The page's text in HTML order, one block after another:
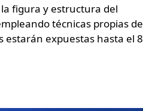
figura y estructura del
técnicas propias de
estarán expuestas hasta el 8